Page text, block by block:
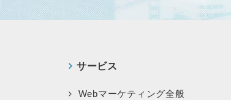
サービス
Webマーケティング全般